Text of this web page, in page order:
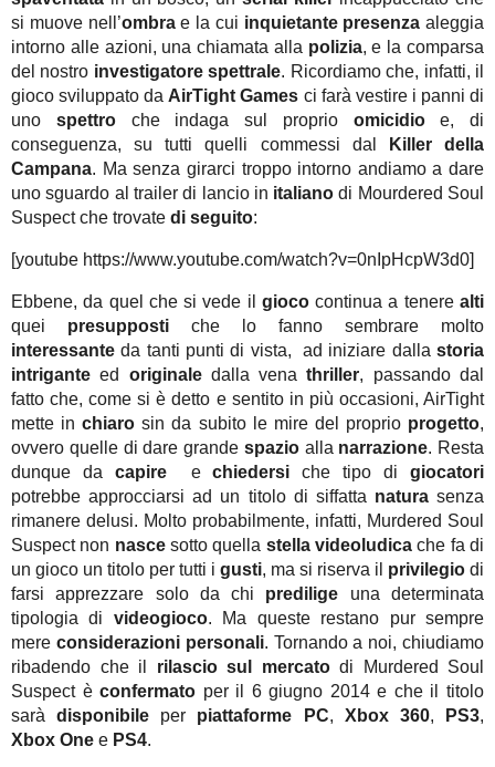
si muove nell’ombrae la cui inquietante presenza aleggia
intorno alle azioni, una chiamata alla polizia, e la comparsa
del nostro investigatore spettrale. Ricordiamo che, infatti, il
gioco sviluppato da AirTight Games ci farà vestire i panni di
uno spettroche indaga sul proprio omicidioe, di
conseguenza, su tutti quelli commessi dal
Killer della
Campana. Ma senza girarci troppo intorno andiamo a dare
uno sguardo al trailer di lancio in italiano di Mourdered Soul
Suspect che trovate di seguito:
[youtube https://www.youtube.com/watch?v=0nIpHcpW3d0]
Ebbene, da quel che si vede il giococontinua a tenerealti
quei presupposti che lo fanno sembrare molto
interessanteda tanti punti di vista, ad iniziare dallastoria
intrigante ed originaledalla venathriller, passando dal
fatto che, come si è detto e sentito in più occasioni, AirTight
mette inchiaro sin da subito le mire del proprio progetto,
ovvero quelle di dare grande spazioalla narrazione. Resta
dunque da capireechiedersi che tipo digiocatori
potrebbe approcciarsi ad un titolo di siffatta natura senza
rimanere delusi. Molto probabilmente, infatti, Murdered Soul
Suspect non nascesotto quella stella videoludica che fa di
un gioco un titolo per tutti i gusti, ma si riserva il privilegio di
farsi apprezzare solo da chi predilige una determinata
tipologia di videogioco. Ma queste restano pur sempre
mere considerazioni personali. Tornando a noi, chiudiamo
ribadendo che il rilascio sul mercatodi Murdered Soul
Suspect èconfermato per il 6 giugno 2014 e che il titolo
saràdisponibile per piattaforme PC, Xbox 360, PS3,
Xbox One e PS4.